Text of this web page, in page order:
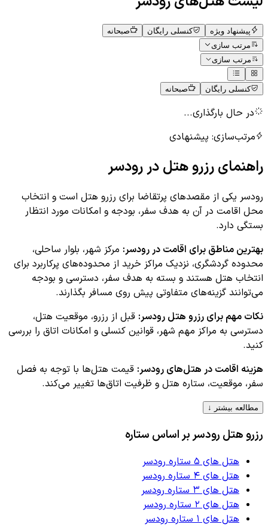
پیشنهاد ویژه کنسلی رایگان
صبحانه
مرتب سازی
مرتب سازی
کنسلی رایگان صبحانه
در حال بارگذاری...
مرتب‌سازی: پیشنهادی
راهنمای رزرو هتل دررودسر
رودسر یکی از مقصدهای پرتقاضا برای رزرو هتل است و انتخاب
محل اقامت در آن به هدف سفر، بودجه و امکانات مورد انتظار
بستگی دارد.
بهترین مناطق برای اقامت دررودسر: مرکز شهر، بلوار ساحلی،
محدوده گردشگری، نزدیک مراکز خرید از محدوده‌های پرکاربرد برای
انتخاب هتل هستند و بسته به هدف سفر، دسترسی و بودجه
می‌توانند گزینه‌های متفاوتی پیش روی مسافر بگذارند.
نکات مهم برای رزرو هتل رودسر: قبل از رزرو، موقعیت هتل،
دسترسی به مراکز مهم شهر، قوانین کنسلی و امکانات اتاق را بررسی
کنید.
هزینه اقامت در هتل‌های رودسر: قیمت هتل‌ها با توجه به فصل
سفر، موقعیت، ستاره هتل و ظرفیت اتاق‌ها تغییر می‌کند.
مطالعه بیشتر ↓
رزرو هتل رودسربر اساس ستاره
هتل های ۵ ستاره رودسر
هتل های ۴ ستاره رودسر
هتل های ۳ ستاره رودسر
هتل های ۲ ستاره رودسر
هتل های ۱ ستاره رودسر